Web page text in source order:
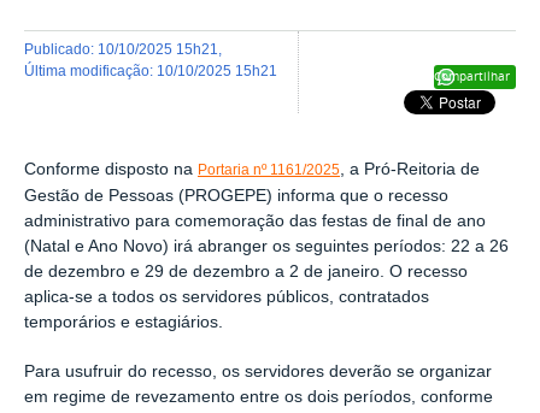
Compartilhar
publicado: 10/10/2025 15h21
última modificação: 10/10/2025 15h21
Conforme disposto na Portaria nº 1161/2025 , a Pró-Reitoria de
Gestão de Pessoas (PROGEPE) informa que o recesso
administrativo para comemoração das festas de final de ano
(Natal e Ano Novo) irá abranger os seguintes períodos: 22 a 26
de dezembro e 29 de dezembro a 2 de janeiro. O recesso
aplica-se a todos os servidores públicos, contratados
temporários e estagiários.
Para usufruir do recesso, os servidores deverão se organizar
em regime de revezamento entre os dois períodos, conforme